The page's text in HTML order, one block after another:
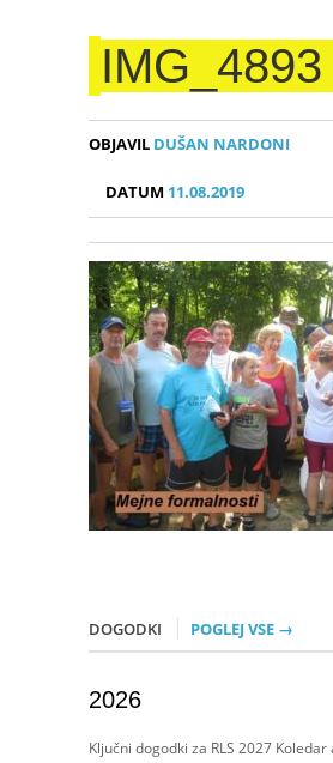
IMG_4893
OBJAVIL DUŠAN NARDONI
DATUM 11.08.2019
DOGODKI POGLEJ VSE →
2026
Ključni dogodki za RLS 2027 Koledar